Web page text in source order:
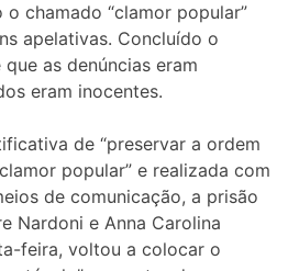
chamado “clamor popular”
apelativas. Concluído o
as denúncias eram
eram inocentes.
de “preservar a ordem
popular” e realizada com
de comunicação, a prisão
Nardoni e Anna Carolina
feira, voltou a colocar o